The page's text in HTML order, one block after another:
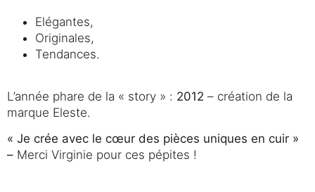
Elégantes,
Originales,
Tendances.
L’année phare de la « story » : 2012 – création de la
marque Eleste.
« Je crée avec le cœur des pièces uniques en cuir »
– Merci Virginie pour ces pépites !